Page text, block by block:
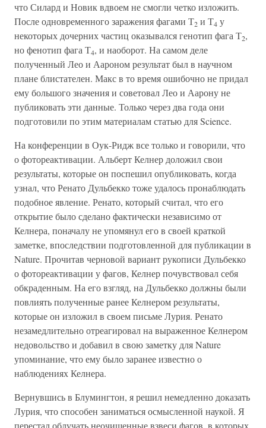
что Силард и Новик вдвоем не смогли четко изложить.
После одновременного заражения фагами Т2 и Т4 у
некоторых дочерних частиц оказывался генотип фага Т2,
но фенотип фага Т4, и наоборот. На самом деле
полученный Лео и Аароном результат был в научном
плане блистателен. Макс в то время ошибочно не придал
ему большого значения и советовал Лео и Аарону не
публиковать эти данные. Только через два года они
подготовили по этим материалам статью для Science.
На конференции в Оук-Ридж все только и говорили, что
о фотореактивации. Альберт Келнер доложил свои
результаты, которые он поспешил опубликовать, когда
узнал, что Ренато Дульбекко тоже удалось пронаблюдать
подобное явление. Ренато, который считал, что его
открытие было сделано фактически независимо от
Келнера, поначалу не упомянул его в своей краткой
заметке, впоследствии подготовленной для публикации в
Nature. Прочитав черновой вариант рукописи Дульбекко
о фотореактивации у фагов, Келнер почувствовал себя
обкраденным. На его взгляд, на Дульбекко должны были
повлиять полученные ранее Келнером результаты,
которые он изложил в своем письме Лурия. Ренато
незамедлительно отреагировал на выраженное Келнером
недовольство и добавил в свою заметку для Nature
упоминание, что ему было заранее известно о
наблюдениях Келнера.
Вернувшись в Блумингтон, я решил немедленно доказать
Лурия, что способен заниматься осмысленной наукой. Я
перестал облучать неочищенные взвеси фагов, в которых